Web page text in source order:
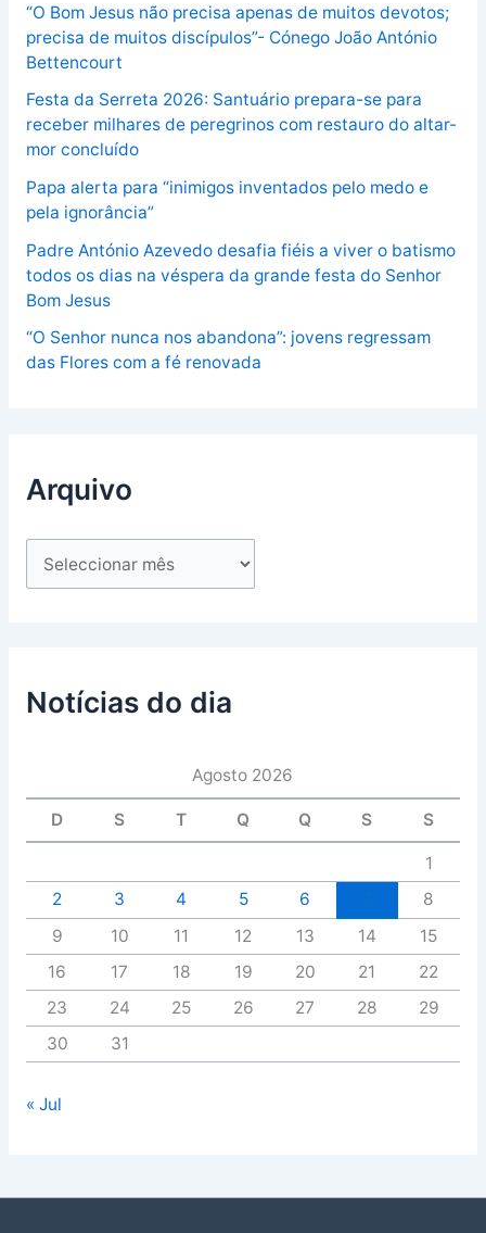
“O Bom Jesus não precisa apenas de muitos devotos;
precisa de muitos discípulos”- Cónego João António
Bettencourt
Festa da Serreta 2026: Santuário prepara-se para
receber milhares de peregrinos com restauro do altar-
mor concluído
Papa alerta para “inimigos inventados pelo medo e
pela ignorância”
Padre António Azevedo desafia fiéis a viver o batismo
todos os dias na véspera da grande festa do Senhor
Bom Jesus
“O Senhor nunca nos abandona”: jovens regressam
das Flores com a fé renovada
Arquivo
Notícias do dia
Agosto 2026
D S T Q Q S S
1
2
3 4 5 6
8
9
10 11 12 13 14
15
16
17 18 19 20 21
22
23
24 25 26 27 28
29
30
31
« Jul